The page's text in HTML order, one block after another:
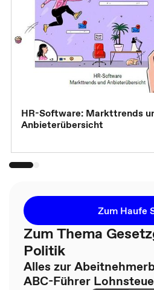
HR-Software: Markttrends
Anbieterübersicht
Zum Haufe
Zum Thema
Politik
Alles zur
ABC-Führer